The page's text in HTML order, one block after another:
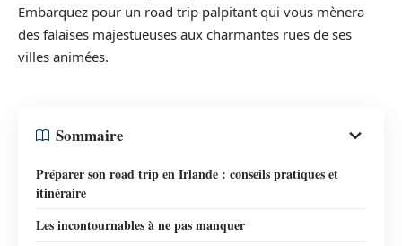
Embarquez pour un road trip palpitant qui vous mènera
des falaises majestueuses aux charmantes rues de ses
villes animées.
Sommaire
Préparer son road trip en Irlande : conseils pratiques et
itinéraire
Les incontournables à ne pas manquer